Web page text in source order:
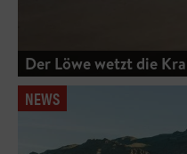
Der Löwe wetzt die
NEWS